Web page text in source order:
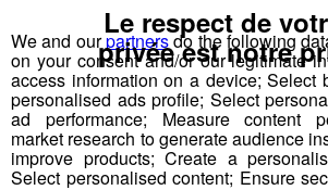
Manœuvre Bâtiment
Serveur-euse bar-brasserie
Carreleur - Carreleuse
Conducteur - Conductrice de
We and ourpartnersdo the following
on your consent and/or our legitimate
access information on a device; Select
personalised ads profile; Select
ad performance; Measure content
market research to generate audience
improve products; Create a
Select personalised content; Ensure
Le respect de
privée est notre